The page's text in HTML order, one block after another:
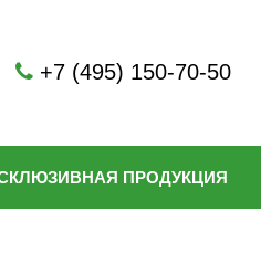
+7 (495) 150-70-50
ПРОДУКЦИЯ